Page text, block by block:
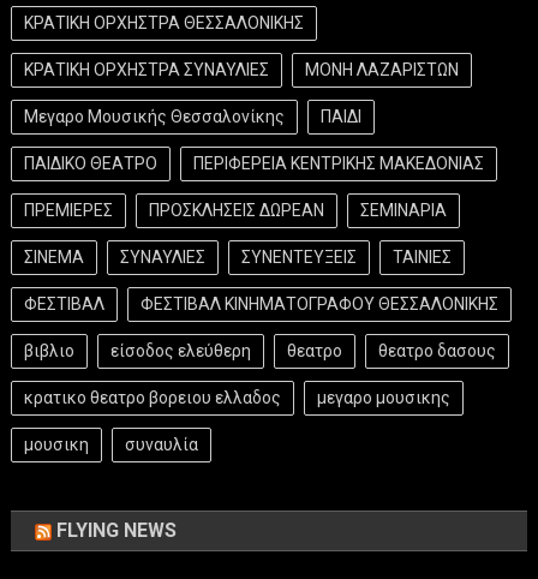
ΚΡΑΤΙΚΗ ΟΡΧΗΣΤΡΑ ΘΕΣΣΑΛΟΝΙΚΗΣ
ΚΡΑΤΙΚΗ ΟΡΧΗΣΤΡΑ ΣΥΝΑΥΛΙΕΣ ΜΟΝΗ ΛΑΖΑΡΙΣΤΩΝ
Μεγαρο Μουσικής Θεσσαλονίκης ΠΑΙΔΙ
ΠΑΙΔΙΚΟ ΘΕΑΤΡΟ ΠΕΡΙΦΕΡΕΙΑ ΚΕΝΤΡΙΚΗΣ ΜΑΚΕΔΟΝΙΑΣ
ΠΡΕΜΙΕΡΕΣ ΠΡΟΣΚΛΗΣΕΙΣ ΔΩΡΕΑΝ ΣΕΜΙΝΑΡΙΑ
ΣΙΝΕΜΑ ΣΥΝΑΥΛΙΕΣ ΣΥΝΕΝΤΕΥΞΕΙΣ ΤΑΙΝΙΕΣ
ΦΕΣΤΙΒΑΛ ΦΕΣΤΙΒΑΛ ΚΙΝΗΜΑΤΟΓΡΑΦΟΥ ΘΕΣΣΑΛΟΝΙΚΗΣ
βιβλιο είσοδος ελεύθερη θεατρο θεατρο δασους
κρατικο θεατρο βορειου ελλαδος μεγαρο μουσικης
μουσικη συναυλία
FLYING NEWS